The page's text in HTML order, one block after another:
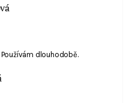
dlouhodobě.